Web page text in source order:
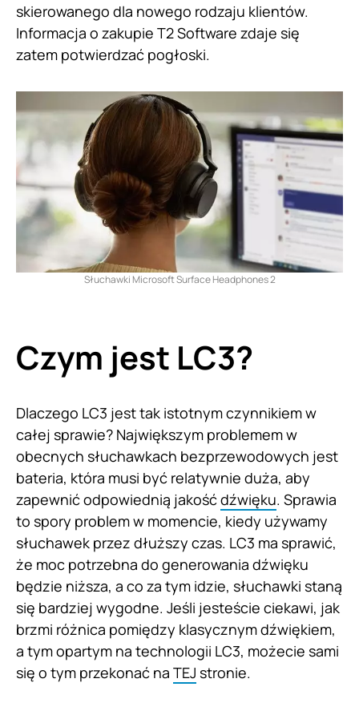
skierowanego dla nowego rodzaju klientów.
Informacja o zakupie T2 Software zdaje się
zatem potwierdzać pogłoski.
Słuchawki Microsoft Surface Headphones 2
Czym jest LC3?
Dlaczego LC3 jest tak istotnym czynnikiem w
całej sprawie? Największym problemem w
obecnych słuchawkach bezprzewodowych jest
bateria, która musi być relatywnie duża, aby
zapewnić odpowiednią jakośćdźwięku. Sprawia
to spory problem w momencie, kiedy używamy
słuchawek przez dłuższy czas. LC3 ma sprawić,
że moc potrzebna do generowania dźwięku
będzie niższa, a co za tym idzie, słuchawki staną
się bardziej wygodne. Jeśli jesteście ciekawi, jak
brzmi różnica pomiędzy klasycznym dźwiękiem,
a tym opartym na technologii LC3, możecie sami
się o tym przekonać na TEJ stronie.